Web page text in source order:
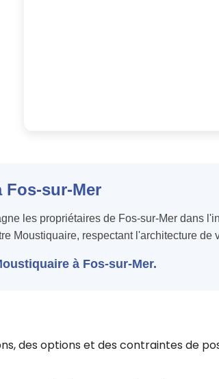
Fos-sur-Mer
les propriétaires de Fos-sur-Mer dans
Moustiquaire, respectant l'architecture de
à Fos-sur-Mer.
des options et des contraintes de